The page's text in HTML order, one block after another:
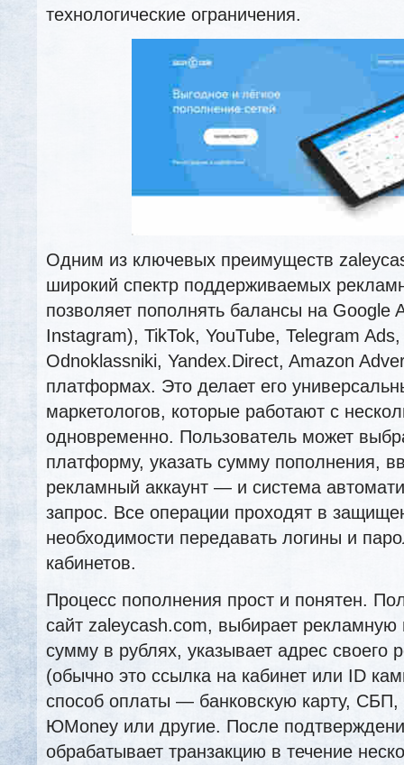
технологические ограничения.
Одним из ключевых преимуществ
широкий спектр поддерживаемых
позволяет пополнять балансы на Google
Instagram), TikTok, YouTube, Telegram
Odnoklassniki, Yandex.Direct, Amazon
платформах. Это делает его
маркетологов, которые работают с
одновременно. Пользователь может
платформу, указать сумму пополнения,
рекламный аккаунт — и система
запрос. Все операции проходят в
необходимости передавать логины и
кабинетов.
Процесс пополнения прост и понятен.
сайт zaleycash.com, выбирает
сумму в рублях, указывает адрес своего
(обычно это ссылка на кабинет или ID
способ оплаты — банковскую карту, СБП,
ЮMoney или другие. После
обрабатывает транзакцию в течение